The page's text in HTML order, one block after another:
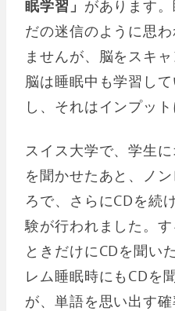
眠学習」 があります
だの迷信のように思
ませんが、脳をスキ
脳は睡眠中も学習し
し、それはインプッ
スイス大学で、学生
を聞かせたあと、ノ
ろで、さらにCDを続
験が行われました。
ときだけにCDを聞い
レム睡眠時にもCDを
が、単語を思い出す